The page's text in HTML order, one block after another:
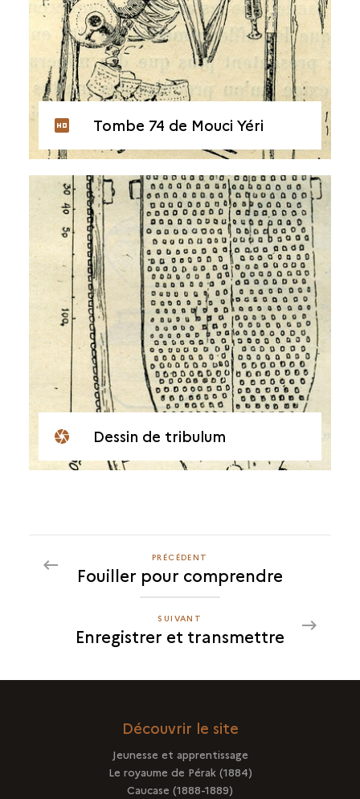
Tombe 74 de Mouci Yéri
Dessin de tribulum
PRÉCÉDENT
ENREGISTRER
ET
TRANSMETTRE
PRÉCÉDENT
Fouiller pour comprendre
SUIVANT
ENREGISTRER
SUIVANT
Enregistrer et transmettre
Découvrir le site
Jeunesse et apprentissage
Le royaume de Pérak (1884)
Caucase (1888-1889)